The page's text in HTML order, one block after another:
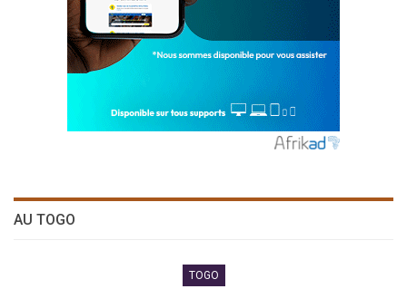
AU TOGO
TOGO